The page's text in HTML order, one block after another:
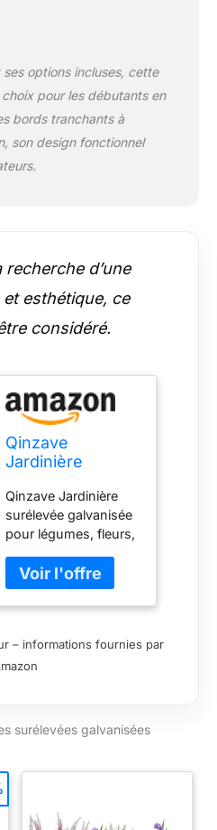
options incluses, cette
pour les débutants en
bords tranchants à
son design fonctionnel
recherche d’une
esthétique, ce
considéré.
Qinzave
Jardinière
galvanisée pour
légumes, fleurs,
herbes
Qinzave Jardinière
surélevée galvanisée
pour légumes, fleurs,
– informations fournies par
surélevées galvanisées